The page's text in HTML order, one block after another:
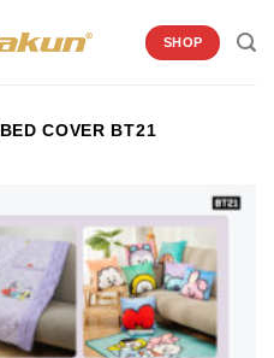
SHOP
BED COVER BT21